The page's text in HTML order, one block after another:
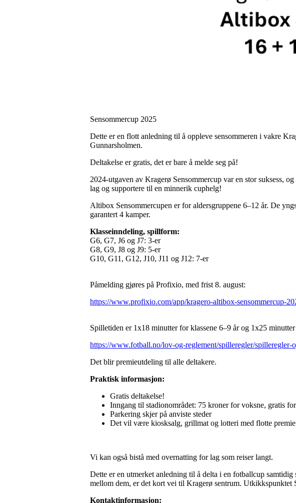
Sensommercup 2025
Dette er en flott anledning til å oppleve sensommeren i vakre
Gunnarsholmen.
Deltakelse er gratis, det er bare å melde seg på!
2024-utgaven av Kragerø Sensommercup var en stor suksess,
lag og supportere til en minnerik cuphelg!
Altibox Sensommercupen er for aldersgruppene 6–12 år. De
garantert 4 kamper.
Klasseinndeling, spillform:
G6, G7, J6 og J7: 3-er
G8, G9, J8 og J9: 5-er
G10, G11, G12, J10, J11 og J12: 7-er
Påmelding gjøres på Profixio, med frist 8. august:
https://www.profixio.com/app/kragero-altibox-sensommercup-
Spilletiden er 1x18 minutter for klassene 6–9 år og 1x25
https://www.fotball.no/lov-og-reglement/spilleregler/spilleregler-
Det blir premieutdeling til alle deltakere.
Praktisk informasjon:
Gratis deltakelse!
Inngang til stadionområdet: 75 kroner for voksne, gratis
Parkering skjer på anviste steder
Det vil være kiosksalg, grillmat og lotteri med flotte
Vi kan også bistå med overnatting for lag som reiser langt.
Dette er en utmerket anledning til å delta i en fotballcup
mellom dem, er det kort vei til Kragerø sentrum.
Kontaktinformasjon: